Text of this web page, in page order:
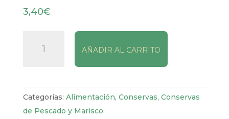
3,40€
Claro
Vegetal
Calvo
AÑADIR AL CARRITO
Categorías: Alimentación, Conservas, Conservas
de Pescado y Marisco